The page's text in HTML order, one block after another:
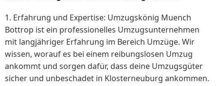
1. Erfahrung und Expertise: Umzugskönig Muench
Bottrop ist ein professionelles Umzugsunternehmen
mit langjähriger Erfahrung im Bereich Umzüge. Wir
wissen, worauf es bei einem reibungslosen Umzug
ankommt und sorgen dafür, dass deine Umzugsgüter
sicher und unbeschadet in Klosterneuburg ankommen.